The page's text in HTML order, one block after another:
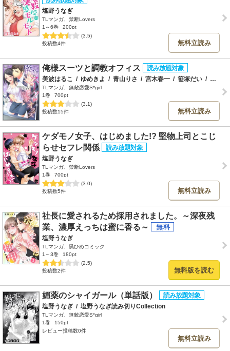
塩野うなぎ
TLマンガ、禁断Lovers
1～6巻
200pt
(3.5)
投稿数4件
無料立読み
俺様スーツと調教オフィス
美波はるこ / ゆめきよ / 青山りさ / 宮木春一 / 笹塚だい /
TLマンガ、無敵恋愛S*girl
1巻
700pt
(3.1)
投稿数15件
無料立読み
ケダモノ女子、はじめました!? 堅物上司とこじ
らせセフレ関係
塩野うなぎ
TLマンガ、禁断Lovers
1巻
700pt
(3.0)
投稿数5件
無料立読み
社長に愛されるため採用されました。～深夜残
業、濃厚えっちは蜜に香る～
塩野うなぎ
TLマンガ、黒ひめコミック
1～3巻
180pt
(2.5)
投稿数2件
無料版を読む
媚薬のシャイガール（単話版）
塩野うなぎ / 塩野うなぎ読み切りCollection
TLマンガ、無敵恋愛S*girl
1巻
150pt
レビュー投稿数0件
無料立読み